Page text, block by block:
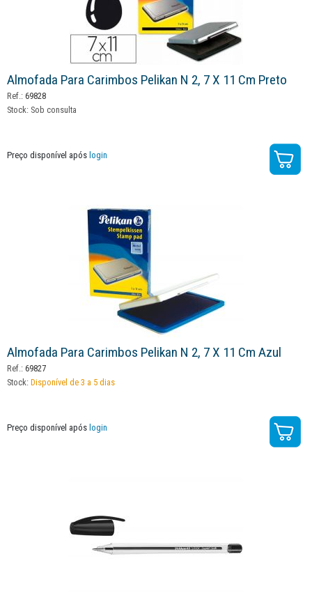
Almofada Para Carimbos Pelikan N 2, 7 X 11 Cm Preto
Ref.: 69828
Stock: Sob consulta
Preço disponível após login
Almofada Para Carimbos Pelikan N 2, 7 X 11 Cm Azul
Ref.: 69827
Stock: Disponível de 3 a 5 dias
Preço disponível após login